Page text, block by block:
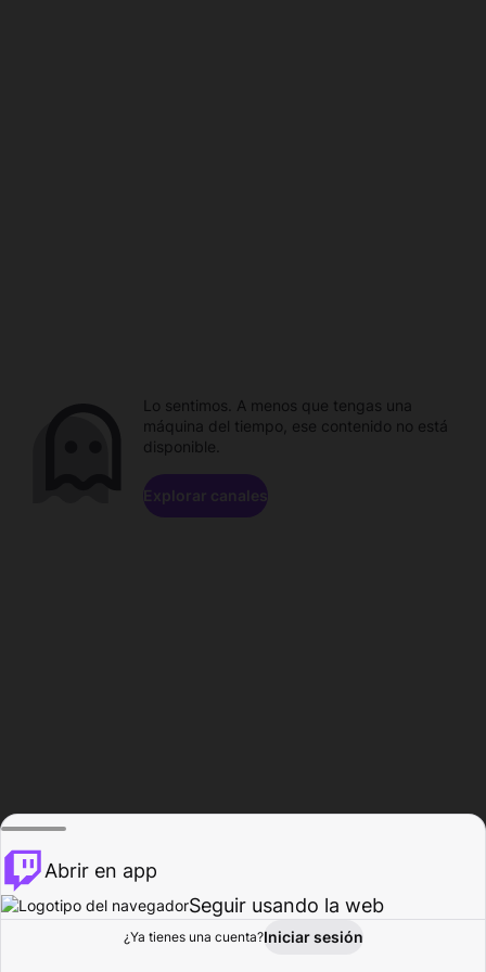
Explorar Actividad
Lo sentimos. A menos que tengas una
máquina del tiempo, ese contenido no está
disponible.
Explorar canales
Abrir en app
Seguir usando la web
¿Ya tienes una cuenta?Iniciar sesión